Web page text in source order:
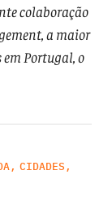
colaboração
a maior
Portugal, o
, CIDADES ,